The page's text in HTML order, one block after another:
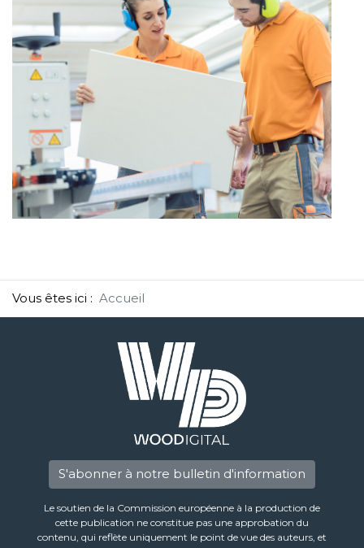
Vous êtes ici : Accueil
S'abonner à notre bulletin d'information
Le soutien de la Commission européenne à la production de
cette publication ne constitue pas une approbation du
contenu, qui reflète uniquement le point de vue des auteurs, et